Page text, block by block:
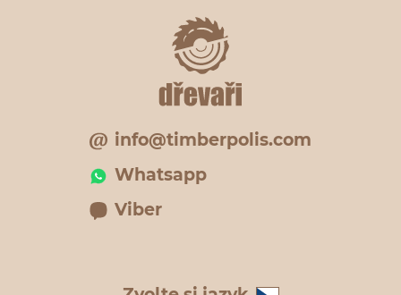
info@timberpolis.com
Whatsapp
Viber